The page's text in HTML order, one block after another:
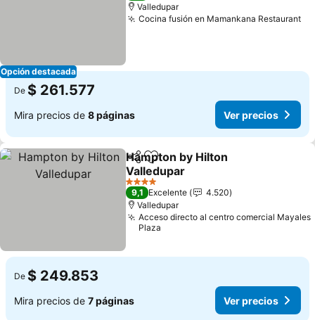
Opción destacada
Valledupar
Cocina fusión en Mamankana Restaurant
De $ 261.577
Mira precios de 8 páginas Ver precios
CompartirAgregar a favoritos
Hampton by Hilton
Valledupar
Ver precios
4 Estrellas
9,1 Excelente
4.520
Valledupar
Acceso directo al centro comercial Mayales
Plaza
De $ 249.853
Mira precios de 7 páginas Ver precios